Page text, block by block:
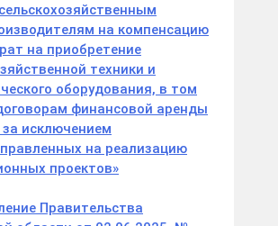
на компенсацию
на приобретение
техники и
оборудования, в том
финансовой аренды
за исключением
на реализацию
проектов»
Правительства